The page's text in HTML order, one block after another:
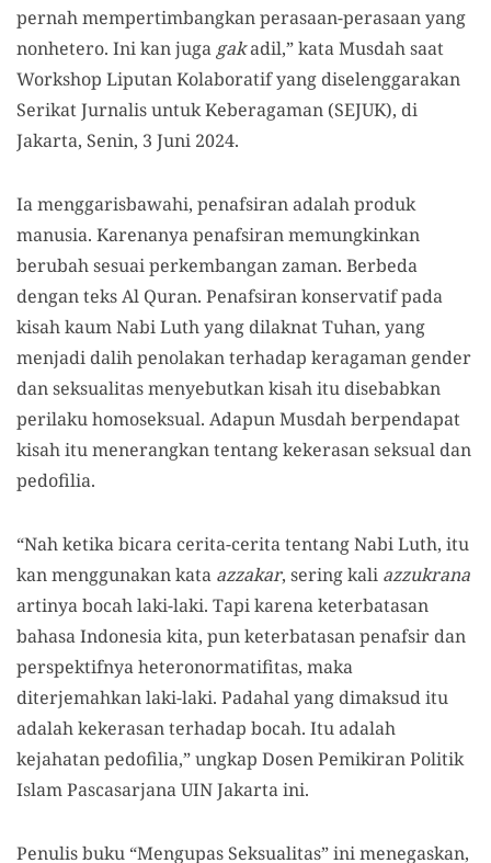
pernah mempertimbangkan perasaan-perasaan yang
nonhetero. Ini kan juga gakadil,” kata Musdah saat
Workshop Liputan Kolaboratif yang diselenggarakan
Serikat Jurnalis untuk Keberagaman (SEJUK), di
Jakarta, Senin, 3 Juni 2024.
Ia menggarisbawahi, penafsiran adalah produk
manusia. Karenanya penafsiran memungkinkan
berubah sesuai perkembangan zaman. Berbeda
dengan teks Al Quran. Penafsiran konservatif pada
kisah kaum Nabi Luth yang dilaknat Tuhan, yang
menjadi dalih penolakan terhadap keragaman gender
dan seksualitas menyebutkan kisah itu disebabkan
perilaku homoseksual. Adapun Musdah berpendapat
kisah itu menerangkan tentang kekerasan seksual dan
pedofilia.
“Nah ketika bicara cerita-cerita tentang Nabi Luth, itu
kan menggunakan kata azzakar, sering kali azzukrana
artinya bocah laki-laki. Tapi karena keterbatasan
bahasa Indonesia kita, pun keterbatasan penafsir dan
perspektifnya heteronormatifitas, maka
diterjemahkan laki-laki. Padahal yang dimaksud itu
adalah kekerasan terhadap bocah. Itu adalah
kejahatan pedofilia,” ungkap Dosen Pemikiran Politik
Islam Pascasarjana UIN Jakarta ini.
Penulis buku “Mengupas Seksualitas” ini menegaskan,